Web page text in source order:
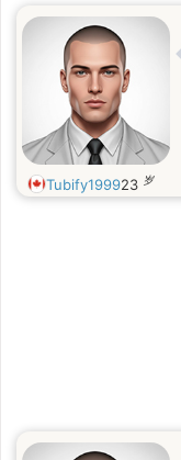
Tubify199923 岁